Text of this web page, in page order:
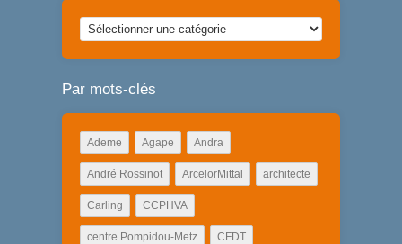
Articles
par
catégorie
Par mots-clés
Ademe Agape Andra
André Rossinot ArcelorMittal architecte
Carling CCPHVA
centre Pompidou-Metz CFDT